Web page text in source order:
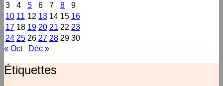
3
4 5 6 7 8
9
10 11 12 13 14 15 16
17 18 19 20 21 22 23
24 25 26 27 28 29 30
« Oct
Déc »
Étiquettes